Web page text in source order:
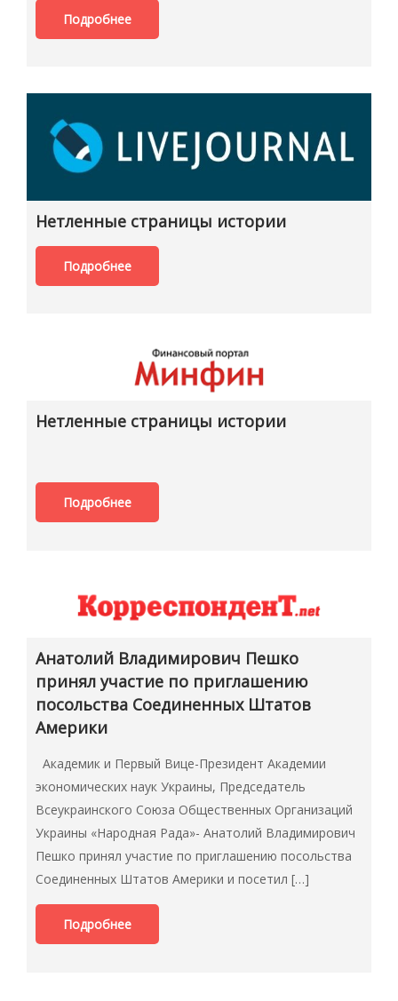
Подробнее
Нетленные страницы истории
Подробнее
Нетленные страницы истории
Подробнее
Анатолий Владимирович Пешко
принял участие по приглашению
посольства Соединенных Штатов
Америки
Академик и Первый Вице-Президент Академии
экономических наук Украины, Председатель
Всеукраинского Союза Общественных Организаций
Украины «Народная Рада»- Анатолий Владимирович
Пешко принял участие по приглашению посольства
Соединенных Штатов Америки и посетил […]
Подробнее